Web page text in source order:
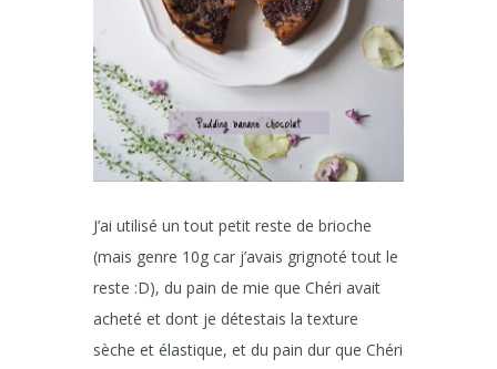
J’ai utilisé un tout petit reste de brioche
(mais genre 10g car j’avais grignoté tout le
reste :D), du pain de mie que Chéri avait
acheté et dont je détestais la texture
sèche et élastique, et du pain dur que Chéri